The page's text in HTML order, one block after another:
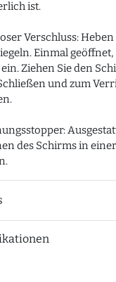
ist.
Verschluss:
Einmal
Ziehen Sie den
und zum
des Schirms in